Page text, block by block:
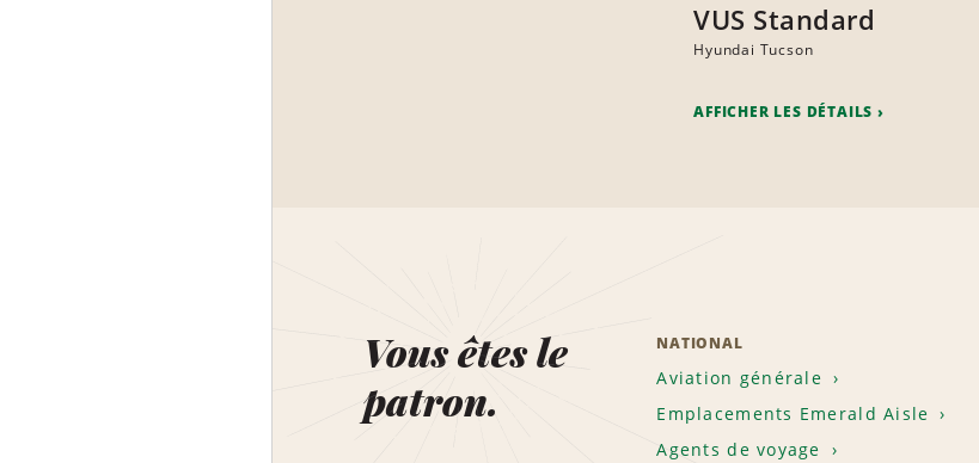
VUS Standard
Hyundai Tucson
AFFICHER LES DÉTAILS
Vous êtes le
patron.
NATIONAL
Aviation générale
Emplacements Emerald Aisle
Agents de voyage